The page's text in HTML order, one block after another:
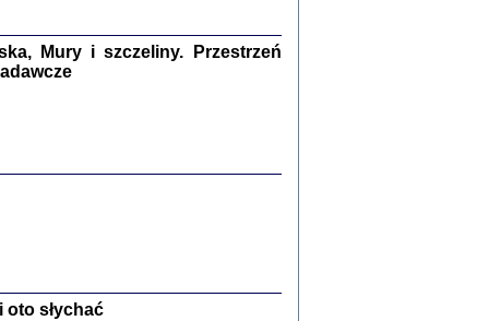
, oprac. i wstępem opatrzyłaMarta Janczewska
Mury i szczeliny. Przestrzeń
oto słychać